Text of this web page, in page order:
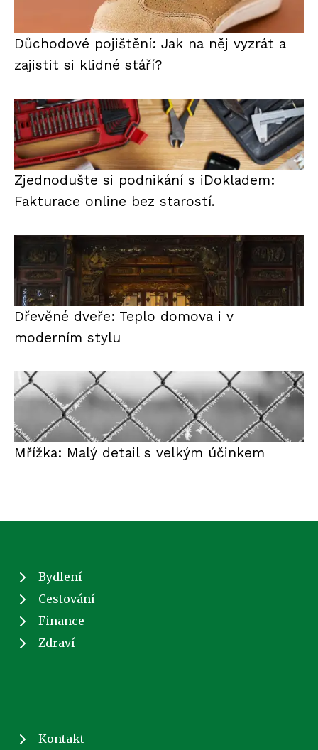
Důchodové pojištění: Jak na něj vyzrát a
zajistit si klidné stáří?
Zjednodušte si podnikání s iDokladem:
Fakturace online bez starostí.
Dřevěné dveře: Teplo domova i v
moderním stylu
Mřížka: Malý detail s velkým účinkem
Bydlení
Cestování
Finance
Zdraví
Kontakt